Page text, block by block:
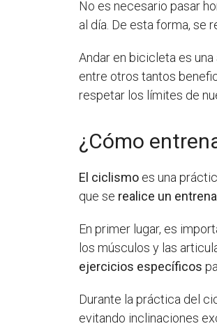
No es necesario pasar
al día. De esta forma, se
Andar en bicicleta es
entre otros tantos
respetar los límites de
¿Cómo
El ciclismo es una
que se realice un
En primer lugar, es
los músculos y las
ejercicios específicos
Durante la práctica del
evitando inclinaciones